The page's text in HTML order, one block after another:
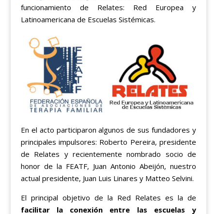
funcionamiento de Relates: Red Europea y
Latinoamericana de Escuelas Sistémicas.
En el acto participaron algunos de sus fundadores y
principales impulsores: Roberto Pereira, presidente
de Relates y recientemente nombrado socio de
honor de la FEATF, Juan Antonio Abeijón, nuestro
actual presidente, Juan Luis Linares y Matteo Selvini.
El principal objetivo de la Red Relates es la de
facilitar la conexión entre las escuelas y